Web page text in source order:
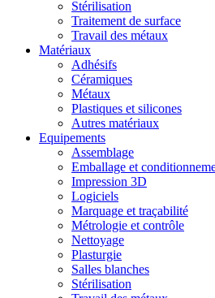
Stérilisation
Traitement de surface
Travail des métaux
Matériaux
Adhésifs
Céramiques
Métaux
Plastiques et silicones
Autres matériaux
Equipements
Assemblage
Emballage et
Impression 3D
Logiciels
Marquage et traçabilité
Métrologie et contrôle
Nettoyage
Plasturgie
Salles blanches
Stérilisation